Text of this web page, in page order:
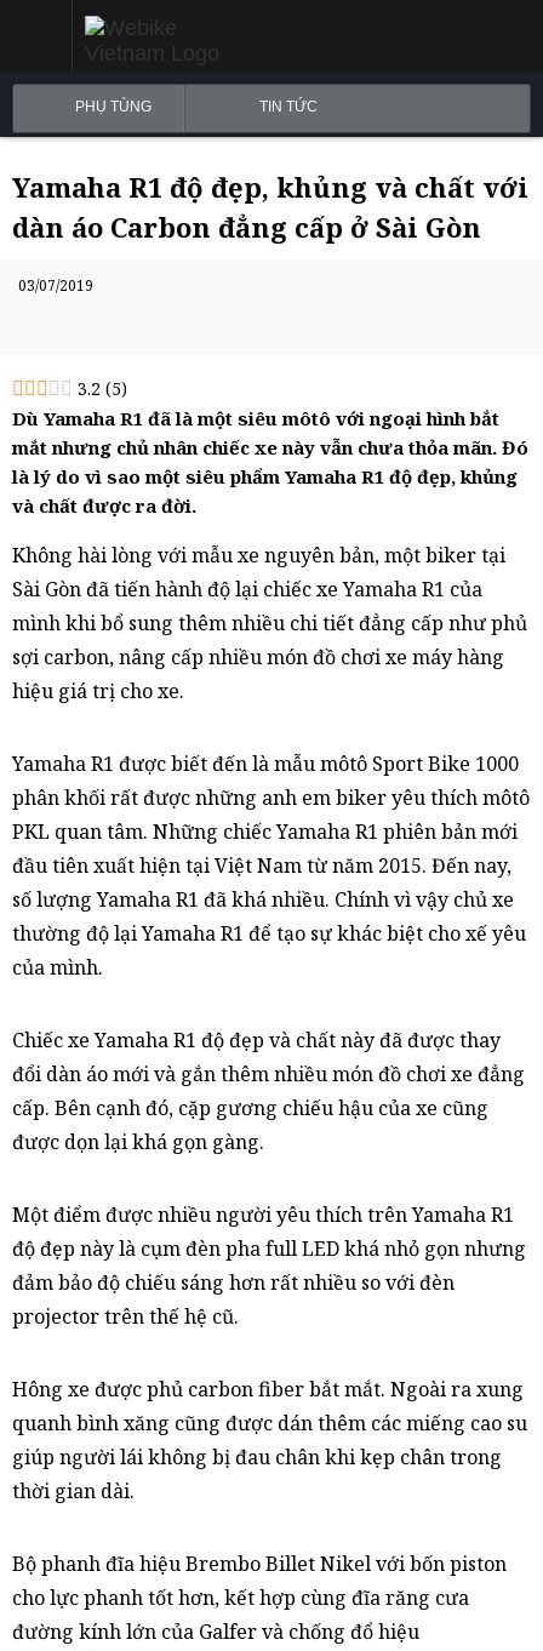
PHỤ TÙNG TIN TỨC
Yamaha R1 độ đẹp, khủng và chất với
dàn áo Carbon đẳng cấp ở Sài Gòn
03/07/2019
3.2 (5)
Dù Yamaha R1 đã là một siêu môtô với ngoại hình bắt
mắt nhưng chủ nhân chiếc xe này vẫn chưa thỏa mãn. Đó
là lý do vì sao một siêu phẩm Yamaha R1 độ đẹp, khủng
và chất được ra đời.
Không hài lòng với mẫu xe nguyên bản, một biker tại
Sài Gòn đã tiến hành độ lại chiếc xe Yamaha R1 của
mình khi bổ sung thêm nhiều chi tiết đẳng cấp như phủ
sợi carbon, nâng cấp nhiều món đồ chơi xe máy hàng
hiệu giá trị cho xe.
Yamaha R1 được biết đến là mẫu môtô Sport Bike 1000
phân khối rất được những anh em biker yêu thích môtô
PKL quan tâm. Những chiếc Yamaha R1 phiên bản mới
đầu tiên xuất hiện tại Việt Nam từ năm 2015. Đến nay,
số lượng Yamaha R1 đã khá nhiều. Chính vì vậy chủ xe
thường độ lại Yamaha R1 để tạo sự khác biệt cho xế yêu
của mình.
Chiếc xe Yamaha R1 độ đẹp và chất này đã được thay
đổi dàn áo mới và gắn thêm nhiều món đồ chơi xe đẳng
cấp. Bên cạnh đó, cặp gương chiếu hậu của xe cũng
được dọn lại khá gọn gàng.
Một điểm được nhiều người yêu thích trên Yamaha R1
độ đẹp này là cụm đèn pha full LED khá nhỏ gọn nhưng
đảm bảo độ chiếu sáng hơn rất nhiều so với đèn
projector trên thế hệ cũ.
Hông xe được phủ carbon fiber bắt mắt. Ngoài ra xung
quanh bình xăng cũng được dán thêm các miếng cao su
giúp người lái không bị đau chân khi kẹp chân trong
thời gian dài.
Bộ phanh đĩa hiệu Brembo Billet Nikel với bốn piston
cho lực phanh tốt hơn, kết hợp cùng đĩa răng cưa
đường kính lớn của Galfer và chống đổ hiệu